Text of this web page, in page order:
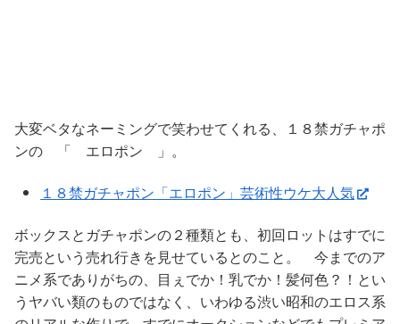
大変ベタなネーミングで笑わせてくれる、１８禁ガチャポ
ンの 「 エロポン 」。
１８禁ガチャポン「エロポン」芸術性ウケ大人気
ボックスとガチャポンの２種類とも、初回ロットはすでに
完売という売れ行きを見せているとのこと。 今までのア
ニメ系でありがちの、目ぇでか！乳でか！髪何色？！とい
うヤバい類のものではなく、いわゆる渋い昭和のエロス系